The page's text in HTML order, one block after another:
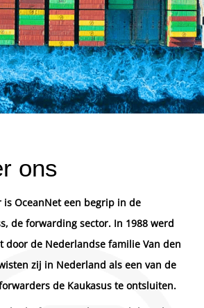
ons
is OceanNet een begrip in de
de forwarding sector. In 1988 werd
door de Nederlandse familie Van den
zij in Nederland als een van de
de Kaukasus te ontsluiten.